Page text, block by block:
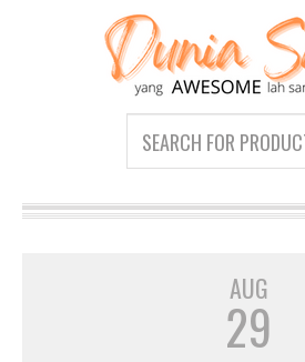
AUG
29